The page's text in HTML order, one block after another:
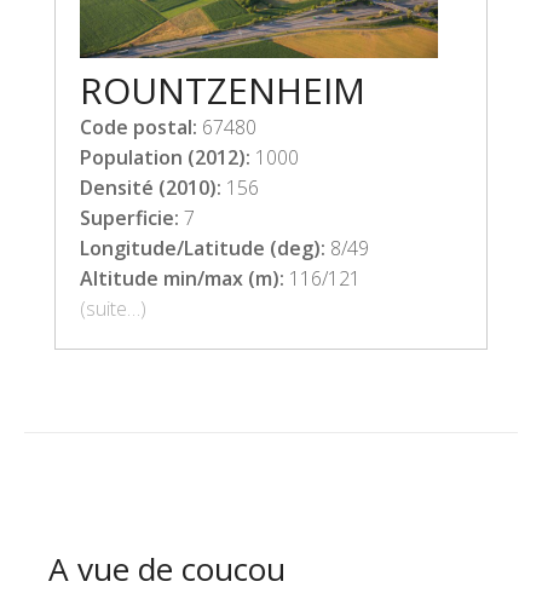
ROUNTZENHEIM
Code postal: 67480
Population (2012): 1000
Densité (2010): 156
Superficie: 7
Longitude/Latitude (deg): 8/49
Altitude min/max (m): 116/121
(suite…)
A vue de coucou